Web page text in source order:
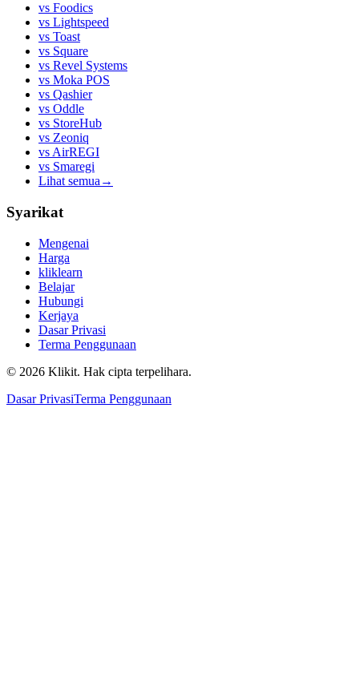
vs Foodics
vs Lightspeed
vs Toast
vs Square
vs Revel Systems
vs Moka POS
vs Qashier
vs Oddle
vs StoreHub
vs Zeoniq
vs AirREGI
vs Smaregi
Lihat semua →
Syarikat
Mengenai
Harga
kliklearn
Belajar
Hubungi
Kerjaya
Dasar Privasi
Terma Penggunaan
© 2026 Klikit. Hak cipta terpelihara.
Dasar PrivasiTerma Penggunaan